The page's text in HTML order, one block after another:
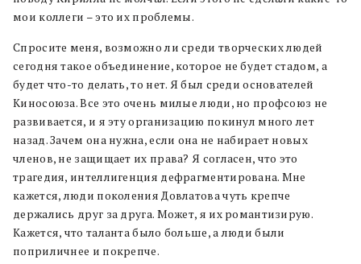
мои коллеги – это их проблемы.
Спросите меня, возможно ли среди творческих людей
сегодня такое объединение, которое не будет стадом, а
будет что-то делать, то нет. Я был среди основателей
Киносоюза. Все это очень милые люди, но профсоюз не
развивается, и я эту организацию покинул много лет
назад. Зачем она нужна, если она не набирает новых
членов, не защищает их права? Я согласен, что это
трагедия, интеллигенция дефрагментирована. Мне
кажется, люди поколения Довлатова чуть крепче
держались друг за друга. Может, я их романтизирую.
Кажется, что таланта было больше, а люди были
поприличнее и покрепче.